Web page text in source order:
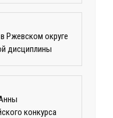
округе
дисциплины
конкурса